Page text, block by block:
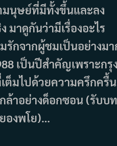
มนุษย์ที่มีทั้งขึ้นและลง
มาดูกันว่ามีเรื่องอะไร
รักจากผู้ชมเป็นอย่างมา
เป็นปีสำคัญเพราะกรุง
ต็มไปด้วยความครึกครื้น
ล้าอย่างด็อกซอน (รับบท
องพโย)…